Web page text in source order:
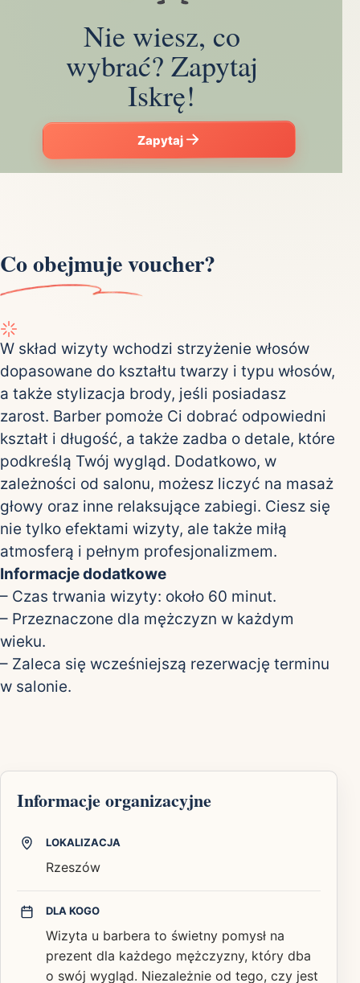
Nie wiesz, co
wybrać? Zapytaj
Iskrę!
Zapytaj
Co obejmuje voucher?
W skład wizyty wchodzi strzyżenie włosów
dopasowane do kształtu twarzy i typu włosów,
a także stylizacja brody, jeśli posiadasz
zarost. Barber pomoże Ci dobrać odpowiedni
kształt i długość, a także zadba o detale, które
podkreślą Twój wygląd. Dodatkowo, w
zależności od salonu, możesz liczyć na masaż
głowy oraz inne relaksujące zabiegi. Ciesz się
nie tylko efektami wizyty, ale także miłą
atmosferą i pełnym profesjonalizmem.
Informacje dodatkowe
– Czas trwania wizyty: około 60 minut.
– Przeznaczone dla mężczyzn w każdym
wieku.
– Zaleca się wcześniejszą rezerwację terminu
w salonie.
Informacje organizacyjne
LOKALIZACJA
Rzeszów
DLA KOGO
Wizyta u barbera to świetny pomysł na
prezent dla każdego mężczyzny, który dba
o swój wygląd. Niezależnie od tego, czy jest